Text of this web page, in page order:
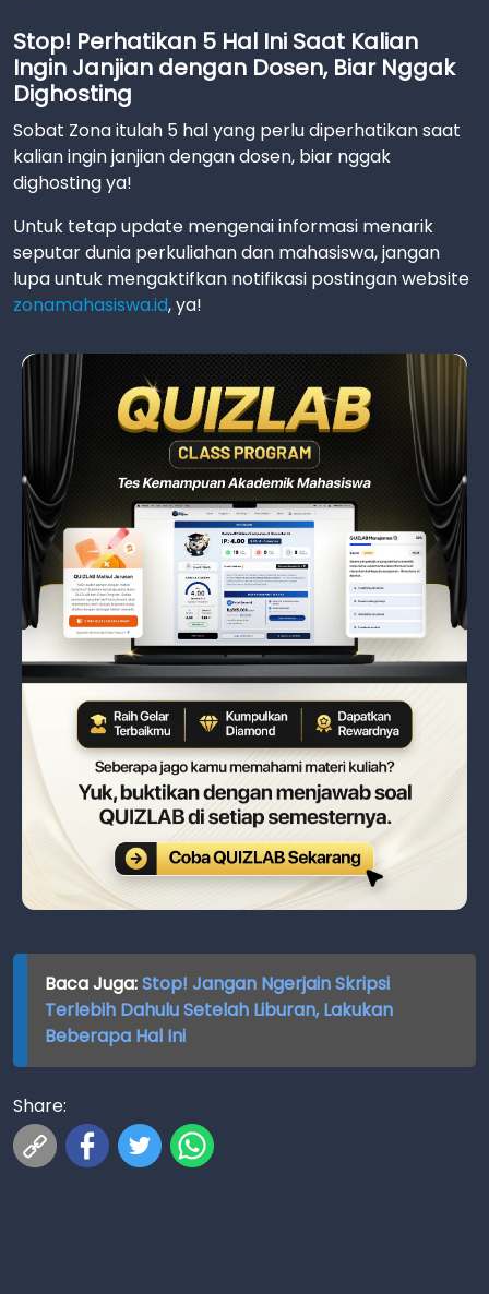
Stop! Perhatikan 5 Hal Ini Saat Kalian
Ingin Janjian dengan Dosen, Biar Nggak
Dighosting
Sobat Zona itulah 5 hal yang perlu diperhatikan saat
kalian ingin janjian dengan dosen, biar nggak
dighosting ya!
Untuk tetap update mengenai informasi menarik
seputar dunia perkuliahan dan mahasiswa, jangan
lupa untuk mengaktifkan notifikasi postingan website
zonamahasiswa.id, ya!
Baca Juga:Stop! Jangan Ngerjain Skripsi
Terlebih Dahulu Setelah Liburan, Lakukan
Beberapa Hal Ini
Share: